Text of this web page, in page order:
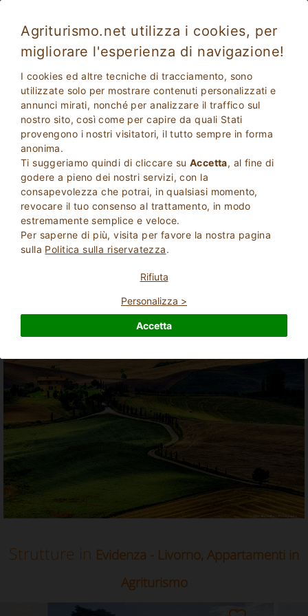
Agriturismo.net utilizza i cookies, per
migliorare l'esperienza di navigazione!
I cookies ed altre tecniche di tracciamento, sono
utilizzate solo per mostrare contenuti personalizzati e
annunci mirati, nonché per analizzare il traffico sul
nostro sito, così come per capire da quali Stati
provengono i nostri visitatori, il tutto sempre in forma
anonima.
Ti suggeriamo quindi di cliccare su Accetta, al fine di
godere a pieno dei nostri servizi, con la
consapevolezza che potrai, in qualsiasi momento,
revocare il tuo consenso al trattamento, in modo
estremamente semplice e veloce.
Per saperne di più, visita per favore la nostra pagina
sulla Politica sulla riservatezza.
Rifiuta
Personalizza >
Accetta
2Adulti
0Bambini CERCA
Appartamenti In Agriturismo
Appartamenti in Agriturismo in Livorno, Toscana
Strutture in Evidenza - Livorno, Appartamenti in
Agriturismo